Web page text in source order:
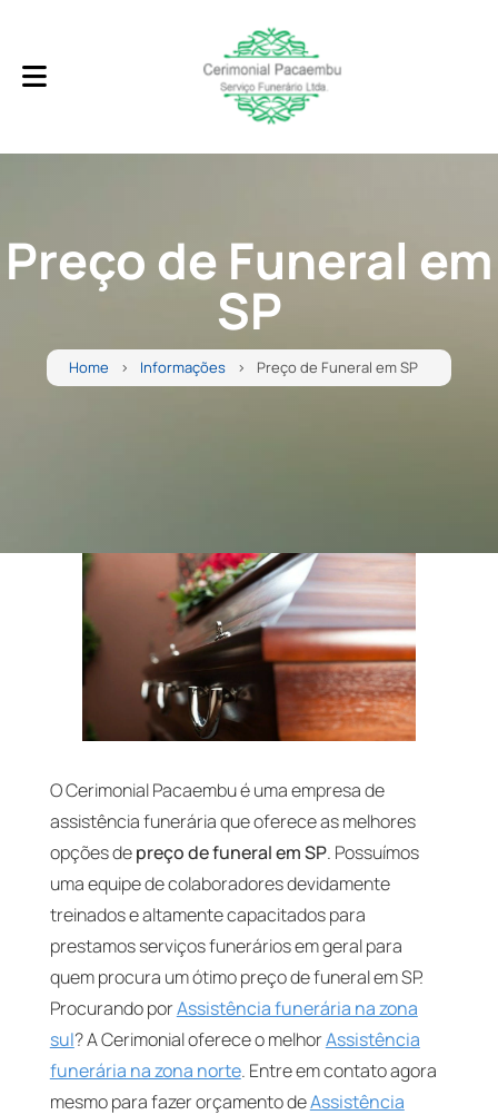
Preço de Funeral em
SP
Home Informações Preço de Funeral em SP
O Cerimonial Pacaembu é uma empresa de
assistência funerária que oferece as melhores
opções depreço de funeral em SP. Possuímos
uma equipe de colaboradores devidamente
treinados e altamente capacitados para
prestamos serviços funerários em geral para
quem procura um ótimo preço de funeral em SP.
Procurando porAssistência funerária na zona
sul? A Cerimonial oferece o melhorAssistência
funerária na zona norte. Entre em contato agora
mesmo para fazer orçamento deAssistência